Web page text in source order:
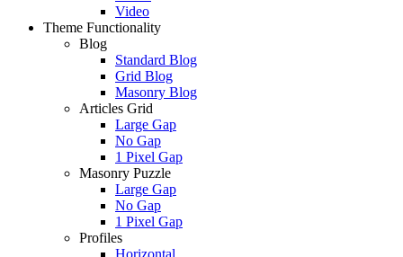
Video
Theme Functionality
Blog
Standard Blog
Grid Blog
Masonry Blog
Articles Grid
Large Gap
No Gap
1 Pixel Gap
Masonry Puzzle
Large Gap
No Gap
1 Pixel Gap
Profiles
Horizontal